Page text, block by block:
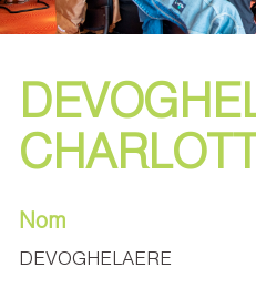
Nom
DEVOGHELAERE